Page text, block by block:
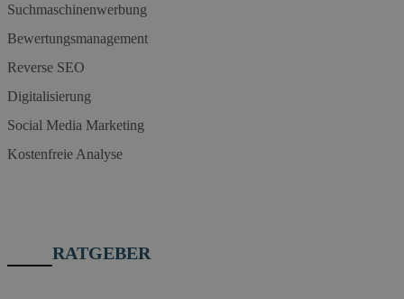
Suchmaschinenwerbung
Bewertungsmanagement
Reverse SEO
Digitalisierung
Social Media Marketing
Kostenfreie Analyse
RATGEBER